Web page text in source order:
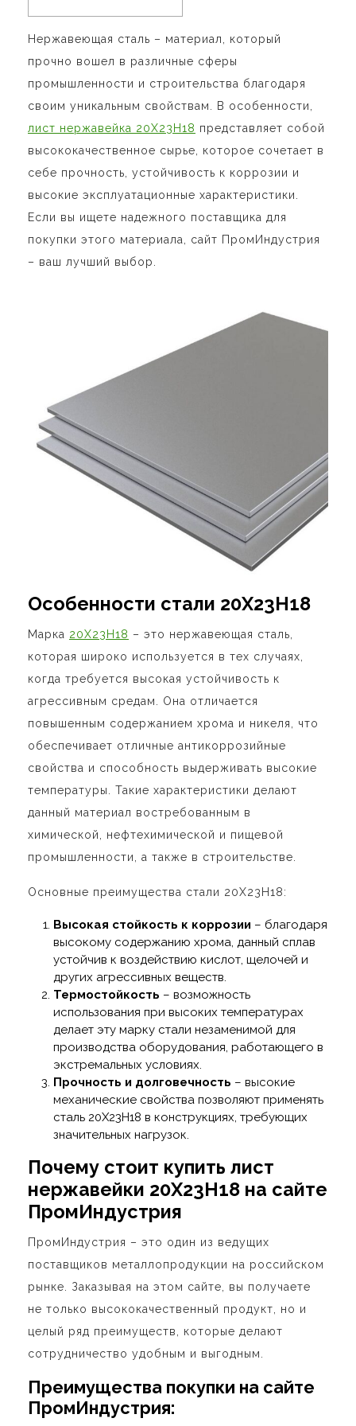
Нержавеющая сталь – материал, который
прочно вошел в различные сферы
промышленности и строительства благодаря
своим уникальным свойствам. В особенности,
лист нержавейка 20Х23Н18 представляет собой
высококачественное сырье, которое сочетает в
себе прочность, устойчивость к коррозии и
высокие эксплуатационные характеристики.
Если вы ищете надежного поставщика для
покупки этого материала, сайт ПромИндустрия
– ваш лучший выбор.
Особенности стали 20Х23Н18
Марка 20Х23Н18 – это нержавеющая сталь,
которая широко используется в тех случаях,
когда требуется высокая устойчивость к
агрессивным средам. Она отличается
повышенным содержанием хрома и никеля, что
обеспечивает отличные антикоррозийные
свойства и способность выдерживать высокие
температуры. Такие характеристики делают
данный материал востребованным в
химической, нефтехимической и пищевой
промышленности, а также в строительстве.
Основные преимущества стали 20Х23Н18:
Высокая стойкость к коррозии – благодаря
высокому содержанию хрома, данный сплав
устойчив к воздействию кислот, щелочей и
других агрессивных веществ.
Термостойкость – возможность
использования при высоких температурах
делает эту марку стали незаменимой для
производства оборудования, работающего в
экстремальных условиях.
Прочность и долговечность – высокие
механические свойства позволяют применять
сталь 20Х23Н18 в конструкциях, требующих
значительных нагрузок.
Почему стоит купить лист
нержавейки 20Х23Н18 на сайте
ПромИндустрия
ПромИндустрия – это один из ведущих
поставщиков металлопродукции на российском
рынке. Заказывая на этом сайте, вы получаете
не только высококачественный продукт, но и
целый ряд преимуществ, которые делают
сотрудничество удобным и выгодным.
Преимущества покупки на сайте
ПромИндустрия: